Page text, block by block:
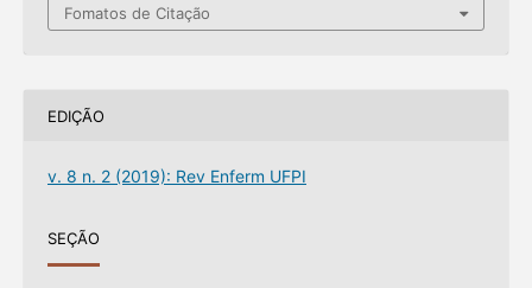
Fomatos de Citação
EDIÇÃO
v. 8 n. 2 (2019): Rev Enferm UFPI
SEÇÃO